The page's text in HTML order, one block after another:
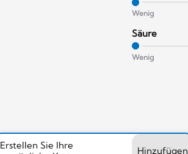
Wenig
Säure
Wenig
Erstellen Sie Ihre
Hinzufügen